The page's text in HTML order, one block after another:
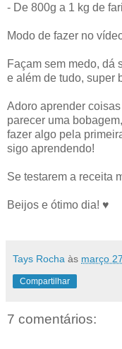
- De 800g a 1 kg de
Modo de fazer no
Façam sem medo, dá
e além de tudo, super
Adoro aprender
parecer uma
fazer algo pela
sigo aprendendo!
Se testarem a receita
Beijos e ótimo dia! ♥
Tays Rocha às março
Compartilhar
7 comentários: